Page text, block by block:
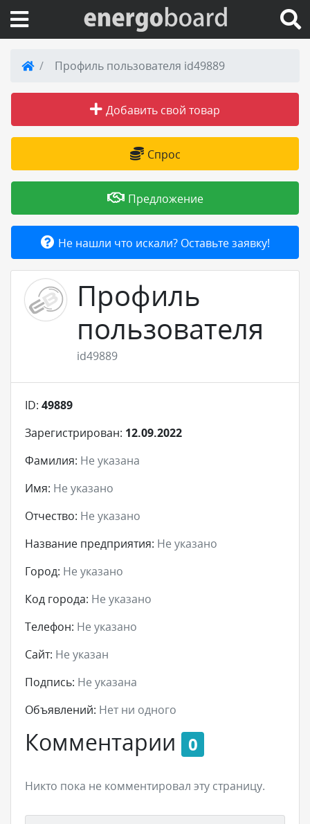
Вход на сайт
Поиск по сайту
Публикации
Справка
Товары и услуги
Добавить товар или услугу
Профиль пользователя id49889
Добавить свой товар
Спрос
Предложение
Не нашли что искали? Оставьте заявку!
Профиль
пользователя
id49889
ID: 49889
Зарегистрирован: 12.09.2022
Фамилия: Не указана
Имя: Не указано
Отчество: Не указано
Название предприятия: Не указано
Город: Не указано
Код города: Не указано
Телефон: Не указано
Сайт: Не указан
Подпись: Не указана
Объявлений: Нет ни одного
Комментарии 0
Никто пока не комментировал эту страницу.